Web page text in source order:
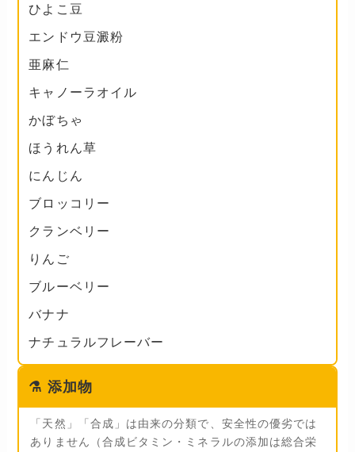
ひよこ豆
エンドウ豆澱粉
亜麻仁
キャノーラオイル
かぼちゃ
ほうれん草
にんじん
ブロッコリー
クランベリー
りんご
ブルーベリー
バナナ
ナチュラルフレーバー
⚗️ 添加物
「天然」「合成」は由来の分類で、安全性の優劣では
ありません（合成ビタミン・ミネラルの添加は総合栄